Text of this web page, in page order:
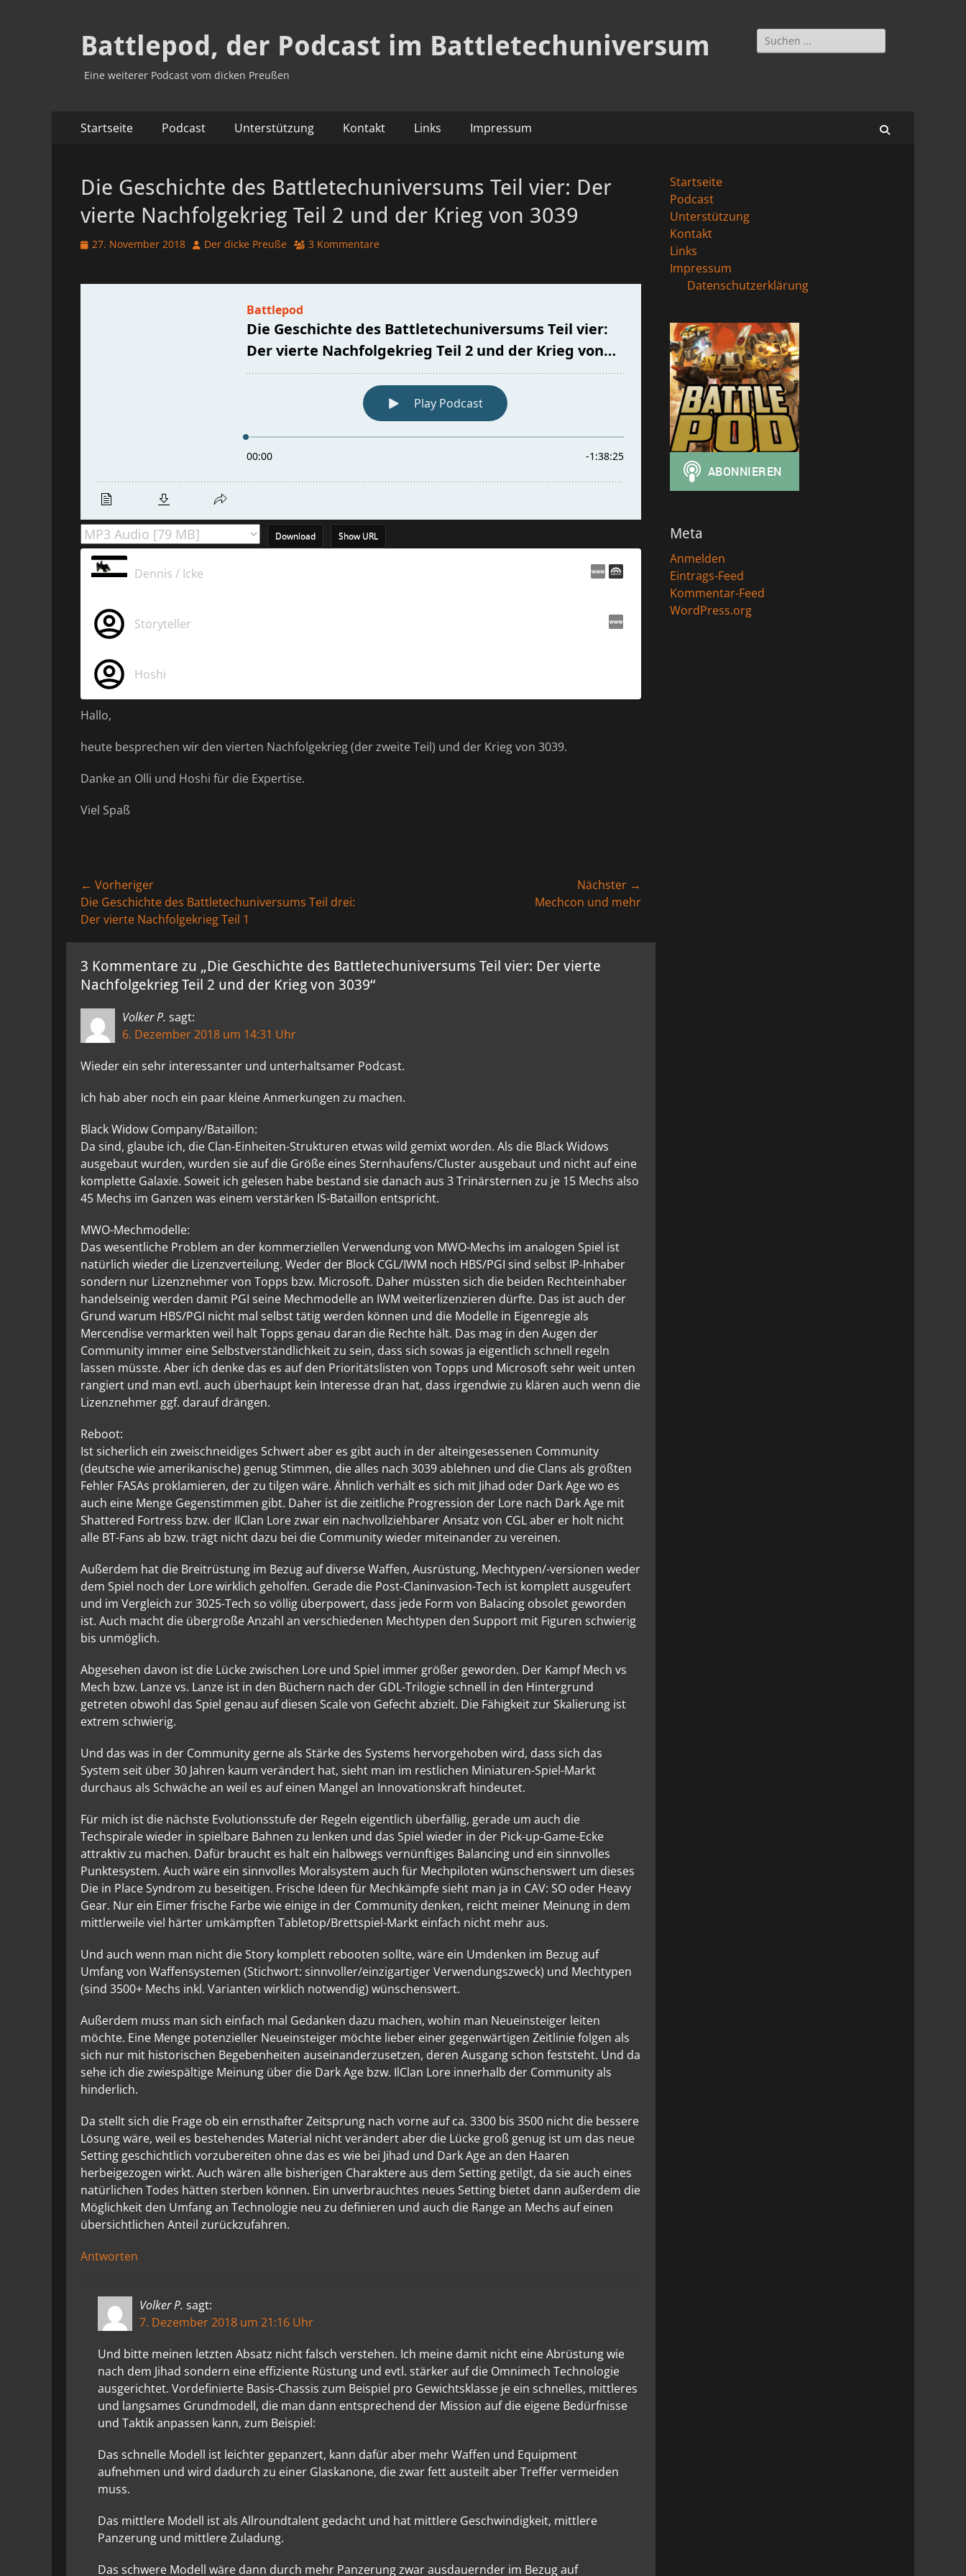
Battlepod, der Podcast im Battletechuniversum
Eine weiterer Podcast vom dicken Preußen
Suchen
nach:
Primäres
Inhalt
Startseite Podcast Unterstützung Kontakt Links Impressum
Die Geschichte des Battletechuniversums Teil vier: Der
vierte Nachfolgekrieg Teil 2 und der Krieg von 3039
Veröffentlicht
27. November 2018 AutorDer dicke Preuße 3 Kommentare
Download Show URL
Dennis / Icke
Storyteller
Hoshi
Hallo,
heute besprechen wir den vierten Nachfolgekrieg (der zweite Teil) und der Krieg von 3039.
Danke an Olli und Hoshi für die Expertise.
Viel Spaß
Beitragsnavigation
← Vorheriger
Vorheriger
Beitrag:
Die Geschichte des Battletechuniversums Teil drei:
Der vierte Nachfolgekrieg Teil 1
Nächster →
Mechcon und mehr
3 Kommentare zu „Die Geschichte des Battletechuniversums Teil vier: Der vierte
Nachfolgekrieg Teil 2 und der Krieg von 3039“
Volker P. sagt:
6. Dezember 2018 um 14:31 Uhr
Wieder ein sehr interessanter und unterhaltsamer Podcast.
Ich hab aber noch ein paar kleine Anmerkungen zu machen.
Black Widow Company/Bataillon:
Da sind, glaube ich, die Clan-Einheiten-Strukturen etwas wild gemixt worden. Als die Black Widows
ausgebaut wurden, wurden sie auf die Größe eines Sternhaufens/Cluster ausgebaut und nicht auf eine
komplette Galaxie. Soweit ich gelesen habe bestand sie danach aus 3 Trinärsternen zu je 15 Mechs also
45 Mechs im Ganzen was einem verstärken IS-Bataillon entspricht.
MWO-Mechmodelle:
Das wesentliche Problem an der kommerziellen Verwendung von MWO-Mechs im analogen Spiel ist
natürlich wieder die Lizenzverteilung. Weder der Block CGL/IWM noch HBS/PGI sind selbst IP-Inhaber
sondern nur Lizenznehmer von Topps bzw. Microsoft. Daher müssten sich die beiden Rechteinhaber
handelseinig werden damit PGI seine Mechmodelle an IWM weiterlizenzieren dürfte. Das ist auch der
Grund warum HBS/PGI nicht mal selbst tätig werden können und die Modelle in Eigenregie als
Mercendise vermarkten weil halt Topps genau daran die Rechte hält. Das mag in den Augen der
Community immer eine Selbstverständlichkeit zu sein, dass sich sowas ja eigentlich schnell regeln
lassen müsste. Aber ich denke das es auf den Prioritätslisten von Topps und Microsoft sehr weit unten
rangiert und man evtl. auch überhaupt kein Interesse dran hat, dass irgendwie zu klären auch wenn die
Lizenznehmer ggf. darauf drängen.
Reboot:
Ist sicherlich ein zweischneidiges Schwert aber es gibt auch in der alteingesessenen Community
(deutsche wie amerikanische) genug Stimmen, die alles nach 3039 ablehnen und die Clans als größten
Fehler FASAs proklamieren, der zu tilgen wäre. Ähnlich verhält es sich mit Jihad oder Dark Age wo es
auch eine Menge Gegenstimmen gibt. Daher ist die zeitliche Progression der Lore nach Dark Age mit
Shattered Fortress bzw. der IlClan Lore zwar ein nachvollziehbarer Ansatz von CGL aber er holt nicht
alle BT-Fans ab bzw. trägt nicht dazu bei die Community wieder miteinander zu vereinen.
Außerdem hat die Breitrüstung im Bezug auf diverse Waffen, Ausrüstung, Mechtypen/-versionen weder
dem Spiel noch der Lore wirklich geholfen. Gerade die Post-Claninvasion-Tech ist komplett ausgeufert
und im Vergleich zur 3025-Tech so völlig überpowert, dass jede Form von Balacing obsolet geworden
ist. Auch macht die übergroße Anzahl an verschiedenen Mechtypen den Support mit Figuren schwierig
bis unmöglich.
Abgesehen davon ist die Lücke zwischen Lore und Spiel immer größer geworden. Der Kampf Mech vs
Mech bzw. Lanze vs. Lanze ist in den Büchern nach der GDL-Trilogie schnell in den Hintergrund
getreten obwohl das Spiel genau auf diesen Scale von Gefecht abzielt. Die Fähigkeit zur Skalierung ist
extrem schwierig.
Und das was in der Community gerne als Stärke des Systems hervorgehoben wird, dass sich das
System seit über 30 Jahren kaum verändert hat, sieht man im restlichen Miniaturen-Spiel-Markt
durchaus als Schwäche an weil es auf einen Mangel an Innovationskraft hindeutet.
Für mich ist die nächste Evolutionsstufe der Regeln eigentlich überfällig, gerade um auch die
Techspirale wieder in spielbare Bahnen zu lenken und das Spiel wieder in der Pick-up-Game-Ecke
attraktiv zu machen. Dafür braucht es halt ein halbwegs vernünftiges Balancing und ein sinnvolles
Punktesystem. Auch wäre ein sinnvolles Moralsystem auch für Mechpiloten wünschenswert um dieses
Die in Place Syndrom zu beseitigen. Frische Ideen für Mechkämpfe sieht man ja in CAV: SO oder Heavy
Gear. Nur ein Eimer frische Farbe wie einige in der Community denken, reicht meiner Meinung in dem
mittlerweile viel härter umkämpften Tabletop/Brettspiel-Markt einfach nicht mehr aus.
Und auch wenn man nicht die Story komplett rebooten sollte, wäre ein Umdenken im Bezug auf
Umfang von Waffensystemen (Stichwort: sinnvoller/einzigartiger Verwendungszweck) und Mechtypen
(sind 3500+ Mechs inkl. Varianten wirklich notwendig) wünschenswert.
Außerdem muss man sich einfach mal Gedanken dazu machen, wohin man Neueinsteiger leiten
möchte. Eine Menge potenzieller Neueinsteiger möchte lieber einer gegenwärtigen Zeitlinie folgen als
sich nur mit historischen Begebenheiten auseinanderzusetzen, deren Ausgang schon feststeht. Und da
sehe ich die zwiespältige Meinung über die Dark Age bzw. IlClan Lore innerhalb der Community als
hinderlich.
Da stellt sich die Frage ob ein ernsthafter Zeitsprung nach vorne auf ca. 3300 bis 3500 nicht die bessere
Lösung wäre, weil es bestehendes Material nicht verändert aber die Lücke groß genug ist um das neue
Setting geschichtlich vorzubereiten ohne das es wie bei Jihad und Dark Age an den Haaren
herbeigezogen wirkt. Auch wären alle bisherigen Charaktere aus dem Setting getilgt, da sie auch eines
natürlichen Todes hätten sterben können. Ein unverbrauchtes neues Setting bietet dann außerdem die
Möglichkeit den Umfang an Technologie neu zu definieren und auch die Range an Mechs auf einen
übersichtlichen Anteil zurückzufahren.
Antworten
Volker P. sagt:
7. Dezember 2018 um 21:16 Uhr
Und bitte meinen letzten Absatz nicht falsch verstehen. Ich meine damit nicht eine Abrüstung wie
nach dem Jihad sondern eine effiziente Rüstung und evtl. stärker auf die Omnimech Technologie
ausgerichtet. Vordefinierte Basis-Chassis zum Beispiel pro Gewichtsklasse je ein schnelles, mittleres
und langsames Grundmodell, die man dann entsprechend der Mission auf die eigene Bedürfnisse
und Taktik anpassen kann, zum Beispiel:
Das schnelle Modell ist leichter gepanzert, kann dafür aber mehr Waffen und Equipment
aufnehmen und wird dadurch zu einer Glaskanone, die zwar fett austeilt aber Treffer vermeiden
muss.
Das mittlere Modell ist als Allroundtalent gedacht und hat mittlere Geschwindigkeit, mittlere
Panzerung und mittlere Zuladung.
Das schwere Modell wäre dann durch mehr Panzerung zwar ausdauernder im Bezug auf
Startseite
Podcast
Unterstützung
Kontakt
Links
Impressum
Datenschutzerklärung
Meta
Anmelden
Eintrags-Feed
Kommentar-Feed
WordPress.org